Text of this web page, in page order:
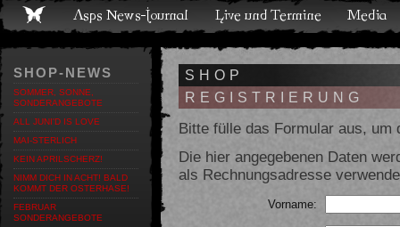
Live und Termine Media Shop Band Discografie
SHOP-NEWS
SOMMER, SONNE,
SONDERANGEBOTE
ALL JUNI'D IS LOVE
MAI-STERLICH
KEIN APRILSCHERZ!
NIMM DICH IN ACHT! BALD
KOMMT DER OSTERHASE!
FEBRUAR
SONDERANGEBOTE
SHOP
REGISTRIERUNG
Bitte fülle das Formular aus, um
Die hier angegebenen Daten
als Rechnungsadresse
Vorname: